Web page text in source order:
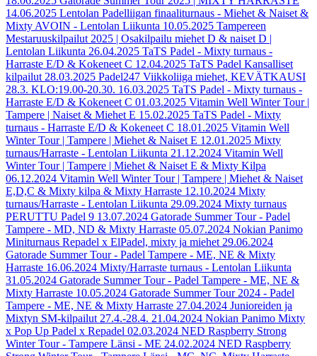
14.06.2025 Lentolan Padelliigan finaaliturnaus - Miehet & Naiset &
Mixty AVOIN - Lentolan Liikunta 10.05.2025 Tampereen
Mestaruuskilpailut 2025 | Osakilpailu miehet D & naiset D |
Lentolan Liikunta 26.04.2025 TaTS Padel - Mixty turnaus -
Harraste E/D & Kokeneet C 12.04.2025 TaTS Padel Kansalliset
kilpailut 28.03.2025 Padel247 Viikkoliiga miehet, KEVÄTKAUSI
28.3. KLO:19.00-20.30. 16.03.2025 TaTS Padel - Mixty turnaus -
Harraste E/D & Kokeneet C 01.03.2025 Vitamin Well Winter Tour |
Tampere | Naiset & Miehet E 15.02.2025 TaTS Padel - Mixty
turnaus - Harraste E/D & Kokeneet C 18.01.2025 Vitamin Well
Winter Tour | Tampere | Miehet & Naiset E 12.01.2025 Mixty
turnaus/Harraste - Lentolan Liikunta 21.12.2024 Vitamin Well
Winter Tour | Tampere | Miehet & Naiset E & Mixty Kilpa
06.12.2024 Vitamin Well Winter Tour | Tampere | Miehet & Naiset
E,D,C & Mixty kilpa & Mixty Harraste 12.10.2024 Mixty
turnaus/Harraste - Lentolan Liikunta 29.09.2024 Mixty turnaus
PERUTTU Padel 9 13.07.2024 Gatorade Summer Tour - Padel
Tampere - MD, ND & Mixty Harraste 05.07.2024 Nokian Panimo
Miniturnaus Repadel x ElPadel, mixty ja miehet 29.06.2024
Gatorade Summer Tour - Padel Tampere - ME, NE & Mixty
Harraste 16.06.2024 Mixty/Harraste turnaus - Lentolan Liikunta
31.05.2024 Gatorade Summer Tour - Padel Tampere - ME, NE &
Mixty Harraste 10.05.2024 Gatorade Summer Tour 2024 - Padel
Tampere - ME, NE & Mixty Harraste 27.04.2024 Junioreiden ja
Mixtyn SM-kilpailut 27.4.-28.4. 21.04.2024 Nokian Panimo Mixty
x Pop Up Padel x Repadel 02.03.2024 NED Raspberry Strong
Winter Tour - Tampere Länsi - ME 24.02.2024 NED Raspberry